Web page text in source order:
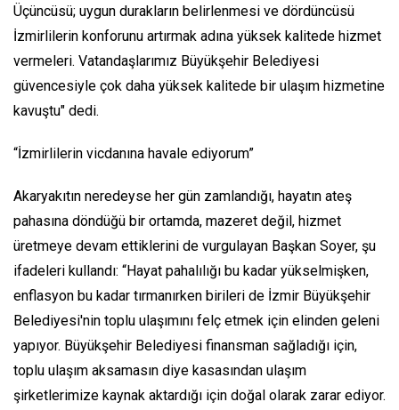
Üçüncüsü; uygun durakların belirlenmesi ve dördüncüsü
İzmirlilerin konforunu artırmak adına yüksek kalitede hizmet
vermeleri. Vatandaşlarımız Büyükşehir Belediyesi
güvencesiyle çok daha yüksek kalitede bir ulaşım hizmetine
kavuştu" dedi.
“İzmirlilerin vicdanına havale ediyorum”
Akaryakıtın neredeyse her gün zamlandığı, hayatın ateş
pahasına döndüğü bir ortamda, mazeret değil, hizmet
üretmeye devam ettiklerini de vurgulayan Başkan Soyer, şu
ifadeleri kullandı: “Hayat pahalılığı bu kadar yükselmişken,
enflasyon bu kadar tırmanırken birileri de İzmir Büyükşehir
Belediyesi'nin toplu ulaşımını felç etmek için elinden geleni
yapıyor. Büyükşehir Belediyesi finansman sağladığı için,
toplu ulaşım aksamasın diye kasasından ulaşım
şirketlerimize kaynak aktardığı için doğal olarak zarar ediyor.